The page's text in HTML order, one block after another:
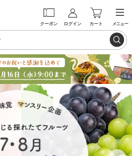
クーポン ログイン カート メニュー